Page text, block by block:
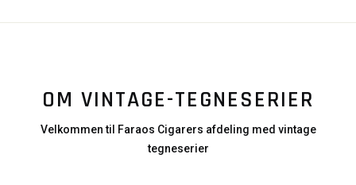
OM VINTAGE-TEGNESERIER
Velkommen til Faraos Cigarers afdeling med vintage
tegneserier